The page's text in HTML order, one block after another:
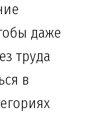
даже
труда
в